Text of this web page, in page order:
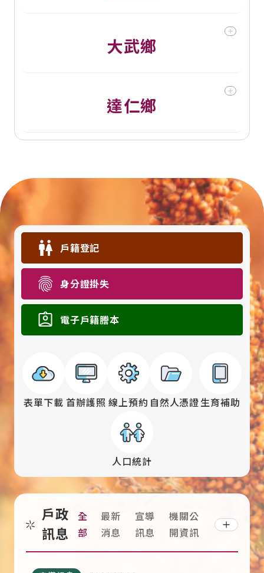
大武鄉
達仁鄉
戶籍登記
身分證掛失
電子戶籍謄本
表單下載 首辦護照 線上預約 自然人憑證 生育補助
人口統計
戶政
訊息
全
部
最新
消息
宣導
訊息
機關公
開資訊
最新消息